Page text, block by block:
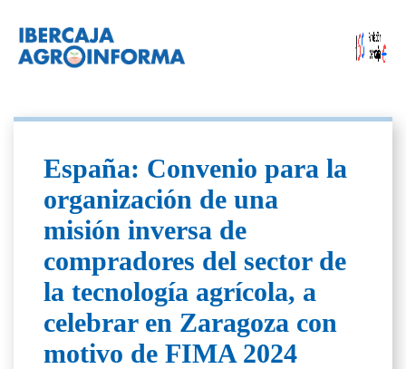
España: Convenio para la
organización de una
misión inversa de
compradores del sector de
la tecnología agrícola, a
celebrar en Zaragoza con
motivo de FIMA 2024